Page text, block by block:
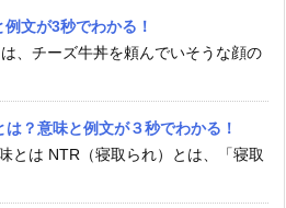
例文が3秒でわかる！
、チーズ牛丼を頼んでいそうな顔の
は？意味と例文が３秒でわかる！
とは NTR（寝取られ）とは、「寝取